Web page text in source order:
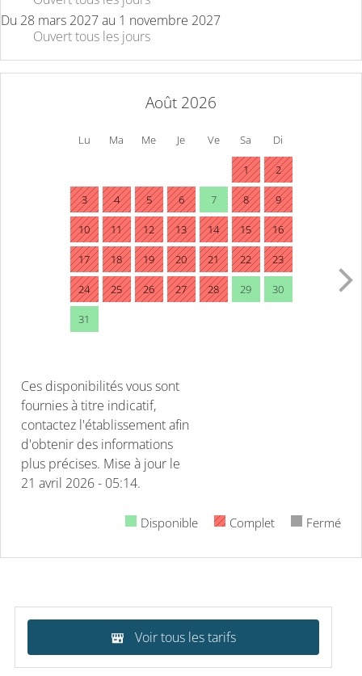
Du 28 mars 2027au 1 novembre 2027
Ouverttous les jours
Août 2026
Lu Ma Me Je Ve Sa Di
1 2
3 4 5 6 7 8 9
10 11 12 13 14 15 16
17 18 19 20 21 22 23
24 25 26 27 28 29 30
31
Ces disponibilités vous sont
fournies à titre indicatif,
contactez l'établissement afin
d'obtenir des informations
plus précises. Mise à jour le
21 avril 2026 - 05:14.
Disponible Complet Fermé
Voir tous les tarifs